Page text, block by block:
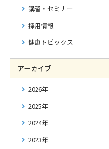
講習・セミナー
採用情報
健康トピックス
アーカイブ
2026年
2025年
2024年
2023年